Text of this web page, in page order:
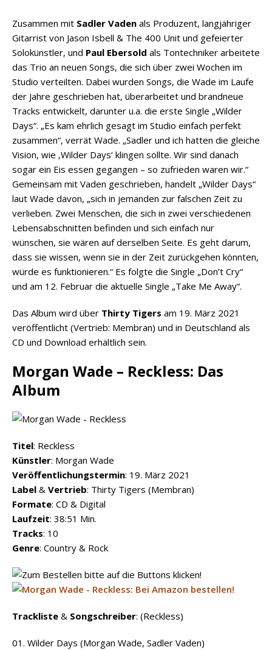
Zusammen mit Sadler Vaden als Produzent, langjähriger
Gitarrist von Jason Isbell & The 400 Unit und gefeierter
Solokünstler, und Paul Ebersold als Tontechniker arbeitete
das Trio an neuen Songs, die sich über zwei Wochen im
Studio verteilten. Dabei wurden Songs, die Wade im Laufe
der Jahre geschrieben hat, überarbeitet und brandneue
Tracks entwickelt, darunter u.a. die erste Single „Wilder
Days“. „Es kam ehrlich gesagt im Studio einfach perfekt
zusammen“, verrät Wade. „Sadler und ich hatten die gleiche
Vision, wie ‚Wilder Days‘ klingen sollte. Wir sind danach
sogar ein Eis essen gegangen – so zufrieden waren wir.“
Gemeinsam mit Vaden geschrieben, handelt „Wilder Days“
laut Wade davon, „sich in jemanden zur falschen Zeit zu
verlieben. Zwei Menschen, die sich in zwei verschiedenen
Lebensabschnitten befinden und sich einfach nur
wünschen, sie wären auf derselben Seite. Es geht darum,
dass sie wissen, wenn sie in der Zeit zurückgehen könnten,
würde es funktionieren.“ Es folgte die Single „Don’t Cry“
und am 12. Februar die aktuelle Single „Take Me Away“.
Das Album wird über Thirty Tigers am 19. März 2021
veröffentlicht (Vertrieb: Membran) und in Deutschland als
CD und Download erhältlich sein.
Morgan Wade – Reckless: Das
Album
Titel: Reckless
Künstler: Morgan Wade
Veröffentlichungstermin: 19. März 2021
Label & Vertrieb: Thirty Tigers (Membran)
Formate: CD & Digital
Laufzeit: 38:51 Min.
Tracks: 10
Genre: Country & Rock
Trackliste & Songschreiber: (Reckless)
01. Wilder Days (Morgan Wade, Sadler Vaden)